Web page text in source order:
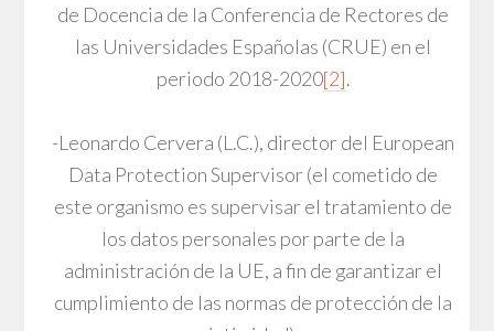
de Docencia de la Conferencia de Rectores de
las Universidades Españolas (CRUE) en el
periodo 2018-2020[2].
-Leonardo Cervera (L.C.), director del European
Data Protection Supervisor (el cometido de
este organismo es supervisar el tratamiento de
los datos personales por parte de la
administración de la UE, a fin de garantizar el
cumplimiento de las normas de protección de la